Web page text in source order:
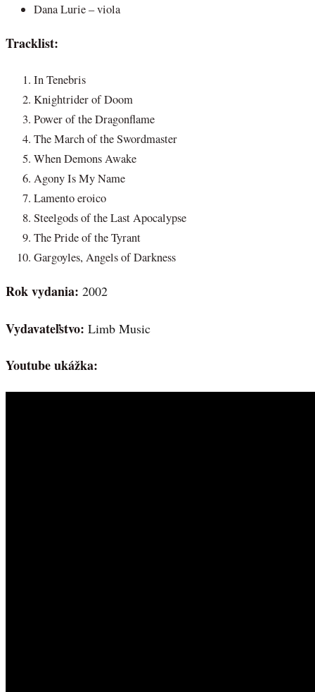
Dana Lurie – viola
Tracklist:
In Tenebris
Knightrider of Doom
Power of the Dragonflame
The March of the Swordmaster
When Demons Awake
Agony Is My Name
Lamento eroico
Steelgods of the Last Apocalypse
The Pride of the Tyrant
Gargoyles, Angels of Darkness
Rok vydania: 2002
Vydavateľstvo: Limb Music
Youtube ukážka: